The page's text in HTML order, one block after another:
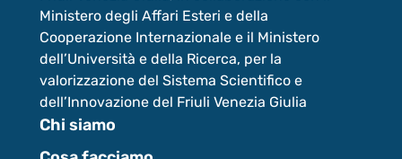
Ministero degli Affari Esteri e della
Cooperazione Internazionale e il Ministero
dell’Università e della Ricerca, per la
valorizzazione del Sistema Scientifico e
dell’Innovazione del Friuli Venezia Giulia
Chi siamo